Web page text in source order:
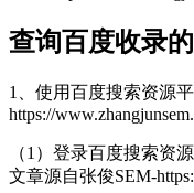
查询百度收录
1、使用百度搜索资源
https://
（1）登录百度搜索资源
文章源自张俊SEM-